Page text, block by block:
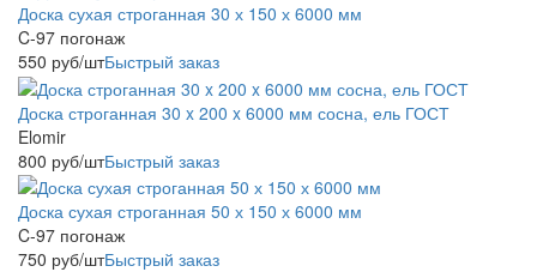
Доска сухая строганная 30 х 150 х 6000 мм
C-97 погонаж
550 руб/штБыстрый заказ
Доска строганная 30 x 200 x 6000 мм сосна, ель ГОСТ
Elomir
800 руб/штБыстрый заказ
Доска сухая строганная 50 х 150 х 6000 мм
C-97 погонаж
750 руб/штБыстрый заказ